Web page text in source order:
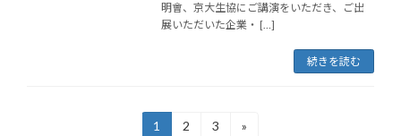
明會、京大生協にご講演をいただき、ご出
展いただいた企業・ […]
続きを読む
固
1
固
2
固
3 »